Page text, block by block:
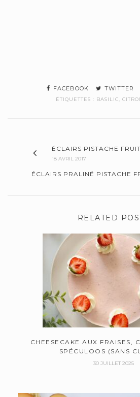
FACEBOOK TWITTER
ÉTIQUETTES : BASILIC
ÉCLAIRS PISTACHE
18 AVRIL 2017
ÉCLAIRS PRALINÉ PISTACHE
RELATED
CHEESECAKE AUX FRAISES,
SPÉCULOOS (SANS
30 JUILLET 2025